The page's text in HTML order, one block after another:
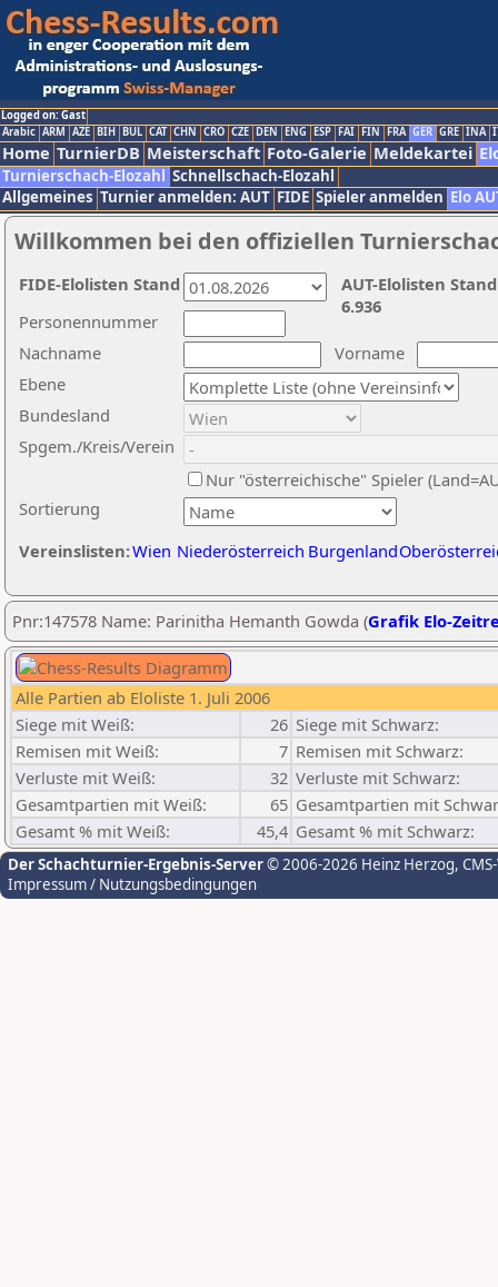
Logged on: Gast
Arabic ARM AZE BIH BUL CAT CHN CRO CZE DEN ENG ESP FAI FIN FRA GER GRE INA
Home TurnierDB Meisterschaft Foto-Galerie Meldekartei
Turnierschach-Elozahl Schnellschach-Elozahl
Allgemeines Turnier anmelden: AUT FIDE Spieler anmelden Elo
Willkommen bei den offiziellen
Nachname
Vorname
Ebene
Sortierung
Personennummer
Bundesland
Spgem./Kreis/Verein
Nur "österreichische" Spieler
Vereinslisten:Wien Niederösterreich Burgenland
AUT-Elolisten
6.936
FIDE-Elolisten Stand
Pnr:147578 Name: Parinitha Hemanth Gowda (Grafik Elo-
Alle Partien ab Eloliste 1. Juli 2006
Siege mit Weiß:
26 Siege mit Schwarz:
Remisen mit Weiß:
7 Remisen mit Schwarz:
Verluste mit Weiß:
32 Verluste mit Schwarz:
Gesamtpartien mit Weiß:
65 Gesamtpartien mit
Gesamt % mit Weiß:
45,4 Gesamt % mit Schwarz:
Der Schachturnier-Ergebnis-Server© 2006-2026 Heinz Herzog,
Impressum / Nutzungsbedingungen